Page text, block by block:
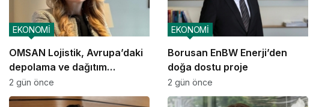
OMSAN Lojistik, Avrupa’daki
depolama ve dağıtım
operasyonlarına başladı
EKONOMİ
2 gün önce
Borusan EnBW Enerji’den
doğa dostu proje
EKONOMİ
2 gün önce